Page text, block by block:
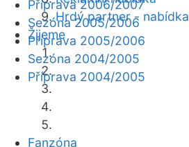
Hrdý partner - nabídka
Žijeme
Fanzóna
Příprava 2006/2007
Sezóna 2005/2006
Příprava 2005/2006
Sezóna 2004/2005
Příprava 2004/2005